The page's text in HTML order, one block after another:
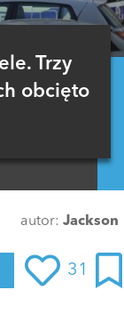
Trzy
obcięto
autor: Jackson
31